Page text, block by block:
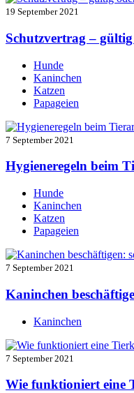
19 September 2021
Schutzvertrag –
Hunde
Kaninchen
Katzen
Papageien
7 September 2021
Hygieneregeln beim
Hunde
Kaninchen
Katzen
Papageien
7 September 2021
Kaninchen
Kaninchen
7 September 2021
Wie funktioniert eine